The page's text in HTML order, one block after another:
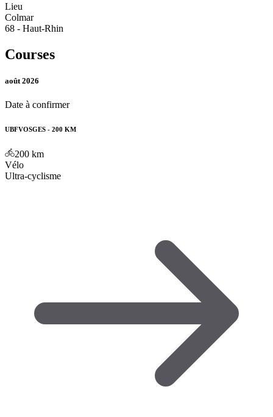
Lieu
Colmar
68 - Haut-Rhin
Courses
août 2026
Date à confirmer
UBFVOSGES - 200 KM
200 km
Vélo
Ultra-cyclisme